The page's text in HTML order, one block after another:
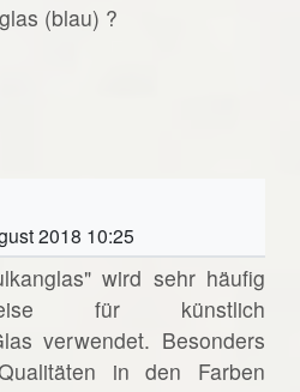
(blau) ?
2018 10:25
wird sehr häufig
für künstlich
verwendet. Besonders
in den Farben